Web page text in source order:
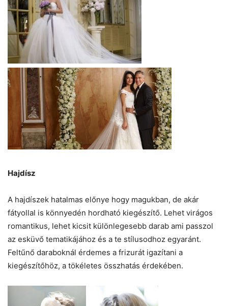
Hajdísz
A hajdíszek hatalmas előnye hogy magukban, de akár
fátyollal is könnyedén hordható kiegészítő. Lehet virágos
romantikus, lehet kicsit különlegesebb darab ami passzol
az esküvő tematikájához és a te stílusodhoz egyaránt.
Feltűnő daraboknál érdemes a frizurát igazítani a
kiegészítőhöz, a tökéletes összhatás érdekében.